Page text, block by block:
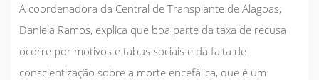
A coordenadora da Central de Transplante de Alagoas,
Daniela Ramos, explica que boa parte da taxa de recusa
ocorre por motivos e tabus sociais e da falta de
conscientização sobre a morte encefálica, que é um